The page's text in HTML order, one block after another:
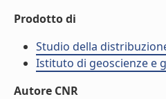
Prodotto di
Studio della
Istituto di geoscienze e
Autore CNR